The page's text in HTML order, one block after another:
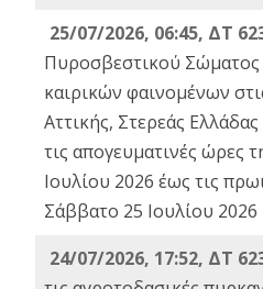
25/07/2026, 06:45, ΔΤ
Πυροσβεστικού
καιρικών φαινομένων
Αττικής, Στερεάς
τις απογευματινές ώρες
Ιουλίου 2026 έως τις
Σάββατο 25 Ιουλίου 2026
24/07/2026, 17:52, ΔΤ